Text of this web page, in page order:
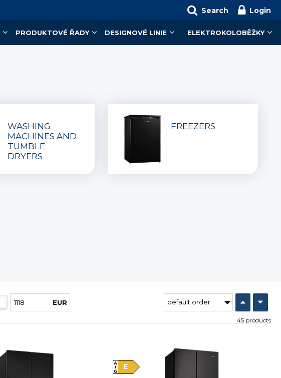
Login
Search
ELEKTROKOLOBĚŽKY
DESIGNOVÉ LINIE
PRODUKTOVÉ ŘADY
WASHING
MACHINES AND
TUMBLE
DRYERS
FREEZERS
EUR
45 products
E